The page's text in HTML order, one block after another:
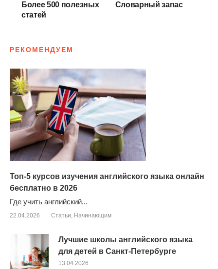
Более 500 полезных
статей
Словарный запас
РЕКОМЕНДУЕМ
Топ-5 курсов изучения английского языка онлайн
бесплатно в 2026
Где учить английский...
22.04.2026 Cтатьи, Начинающим
Лучшие школы английского языка
для детей в Санкт-Петербурге
13.04.2026